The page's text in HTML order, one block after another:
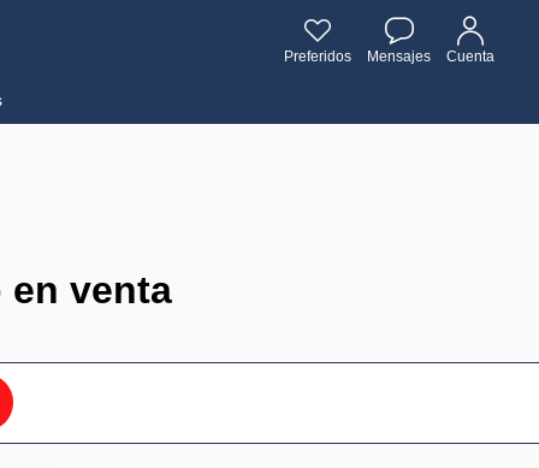
Preferidos Mensajes Cuenta
en venta